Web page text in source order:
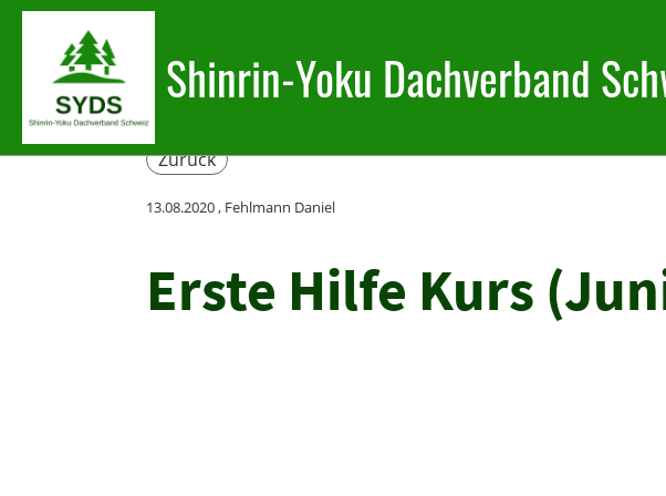
Shinrin-Yoku Dachverband
Zurück
13.08.2020, Fehlmann Daniel
Erste Hilfe Kurs